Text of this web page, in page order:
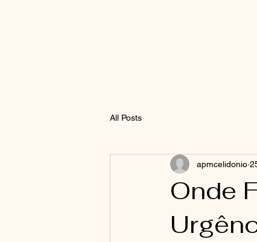
All Posts
Onde
apmcelidonio